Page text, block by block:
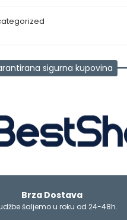
sigurna kupovina
Brza Dostava
šaljemo u roku od 24-48h.